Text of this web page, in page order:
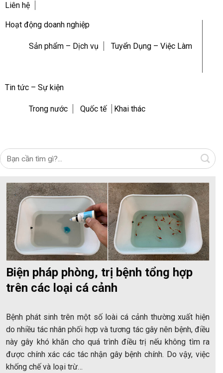
Liên hệ
Hoạt động doanh nghiệp
Sản phẩm – Dịch vụ Tuyển Dụng – Việc Làm
Tin tức – Sự kiện
Trong nước Quốc tế Khai thác
Biện pháp phòng, trị bệnh tổng hợp
trên các loại cá cảnh
Bệnh phát sinh trên một số loài cá cảnh thường xuất hiện
do nhiều tác nhân phối hợp và tương tác gây nên bệnh, điều
này gây khó khăn cho quá trình điều trị nếu không tìm ra
được chính xác các tác nhận gây bệnh chính. Do vậy, việc
khống chế và loại trừ…